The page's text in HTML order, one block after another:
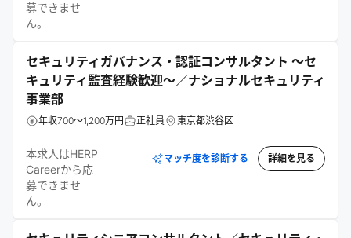
募できませ
ん。
セキュリティガバナンス・認証コンサルタント ～セ
キュリティ監査経験歓迎～／ナショナルセキュリティ
事業部
年収700～1,200万円 正社員 東京都渋谷区
本求人はHERP
Careerから応
募できませ
ん。
マッチ度を診断する 詳細を見る